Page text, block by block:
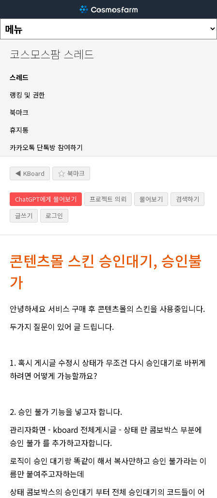
코스모스팜 스레드
스레드
랭킹 및 권한
북마크
휴지통
카카오톡 단톡방 참여하기
◀ KBoard 북마크
ChatGPT에게 물어보기 프로젝트 의뢰 물어보기
검색하기
글쓰기
로그인
콘텐츠몰 스킨 승인대기, 승인불
가
안녕하세요 서비스 구매 후 콘텐츠몰의 스킨을 사용중입니다.
두가지 질문이 있어 글 드립니다.
1. 혹시 게시글 수정시 상태가 무조건 다시 승인대기로 바뀌게
하려면 어떻게 가능할까요?
2. 승인 불가 기능을 넣고자 합니다.
관리자화면 - kboard 전체게시글 - 상태 란 콤보박스 부분에
승인 불가 를 추가하고자합니다.
로직이 승인 대기랑 똑같이 해서 복사만하고 승인 불가라는 이
름만 붙여주고자하는데
상태 콤보박스의 승인대기 부터 전체 승인대기의 코드들이 어